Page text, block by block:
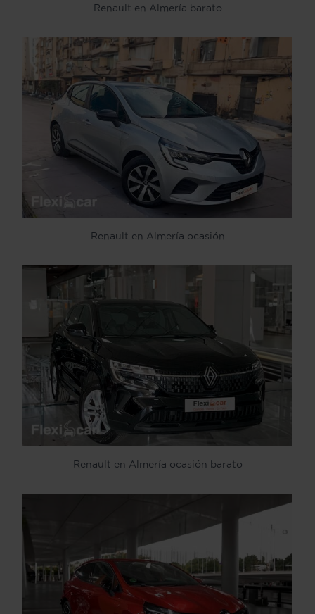
Renault en Almería barato
Renault en Almería ocasión
Renault en Almería ocasión barato